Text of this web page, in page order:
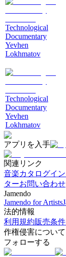
Technological
Documentary
Yevhen
Lokhmatov
Technological
Documentary
Yevhen
Lokhmatov
アプリを入手
関連リンク
音楽カタログイ
ターお問い合わせ
Jamendo
Jamendo for Artists
法的情報
利用規約販売条件
作権侵害について
フォローする